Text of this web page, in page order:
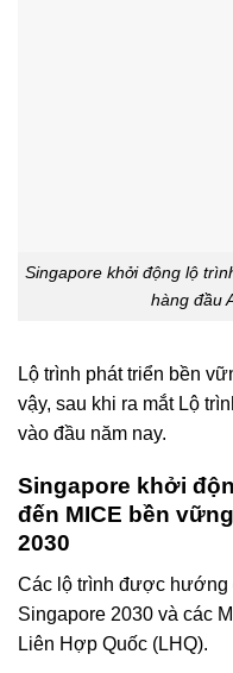
Singapore khởi động lộ
hàng đầu
Lộ trình phát triển bền
vậy, sau khi ra mắt Lộ
vào đầu năm nay.
Singapore khởi
đến MICE bền
2030
Các lộ trình được hướng
Singapore 2030 và các
Liên Hợp Quốc (LHQ).